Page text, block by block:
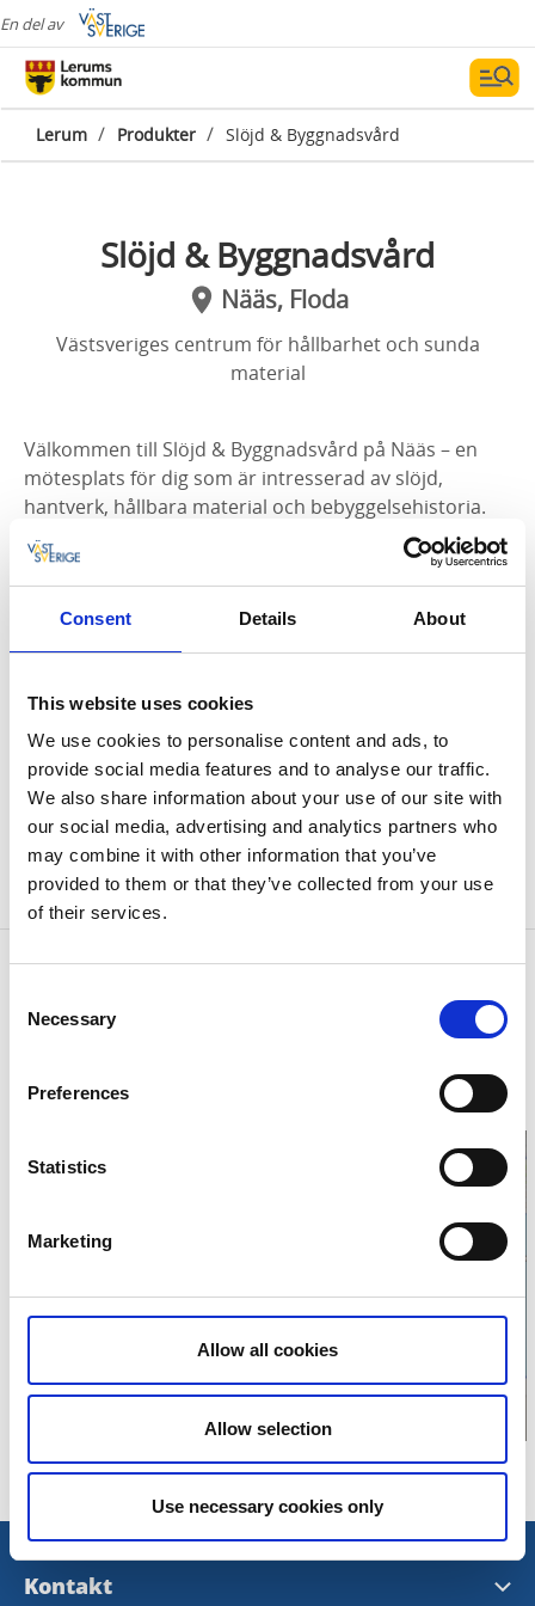
Consent Details About
This website uses cookies
We use cookies to personalise content and ads, to
provide social media features and to analyse our traffic.
We also share information about your use of our site with
our social media, advertising and analytics partners who
may combine it with other information that you’ve
provided to them or that they’ve collected from your use
of their services.
Selection
Necessary
Preferences
Statistics
Marketing
Allow all cookies
Allow selection
Use necessary cookies only
En del av
Lerum / Produkter / Slöjd & Byggnadsvård
Slöjd & Byggnadsvård
Nääs, Floda
Västsveriges centrum för hållbarhet och sunda
material
Välkommen till Slöjd & Byggnadsvård på Nääs – en
mötesplats för dig som är intresserad av slöjd,
hantverk, hållbara material och bebyggelsehistoria.
Här kan du se utställningar, gå på kurser, söka i
biblioteket, botanisera i butiken och få personlig
rådgivning.
Vi utvecklar och förmedlar kunskap om slöjd och
näringsverksamhet. Utgångspunkten är traditionella,
sunda och hållbara material som har fungerat genom
århundraden och fortfarande är bland de bästa man
kan välja! Titta gärna in på hemsidan där du hittar
mängder av information och inspiration.
Slöjd & Byggnadsvård webbplats
Kontaktinformation
Otto Salomons väg 4
E-post:Skicka E-post
karta
Kontakt